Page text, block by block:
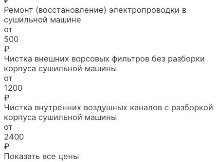
Ремонт (восстановление) электропроводки в
сушильной машине
от
500
₽
Чистка внешних ворсовых фильтров без разборки
корпуса сушильной машины
от
1200
₽
Чистка внутренних воздушных каналов с разборкой
корпуса сушильной машины
от
2400
₽
Показать все цены